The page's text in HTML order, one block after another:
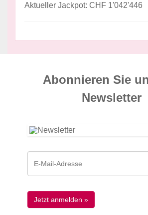
Aktueller Jackpot: CHF 1'042'446
Abonnieren Sie
News­letter